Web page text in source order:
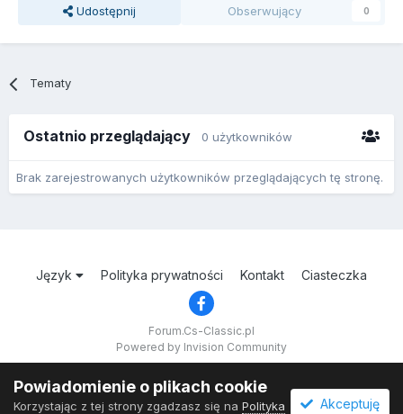
Udostępnij Obserwujący 0
Tematy
Ostatnio przeglądający 0 użytkowników
Brak zarejestrowanych użytkowników przeglądających tę stronę.
Język Polityka prywatności Kontakt Ciasteczka
Forum.Cs-Classic.pl
Powered by Invision Community
Powiadomienie o plikach cookie
Korzystając z tej strony zgadzasz się na Polityka Akceptuję